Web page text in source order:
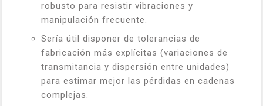
robusto para resistir vibraciones y
manipulación frecuente.
Sería útil disponer de tolerancias de
fabricación más explícitas (variaciones de
transmitancia y dispersión entre unidades)
para estimar mejor las pérdidas en cadenas
complejas.